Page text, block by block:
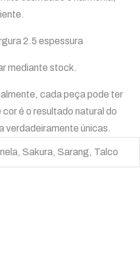
2.5 espessura
mediante stock.
cada peça pode ter
é o resultado natural do
verdadeiramente únicas.
Sakura, Sarang, Talco